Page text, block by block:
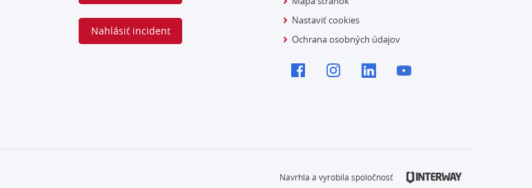
Nahlásiť incident
Nastaviť cookies
Ochrana osobných údajov
Navrhla a vyrobila spoločnosť